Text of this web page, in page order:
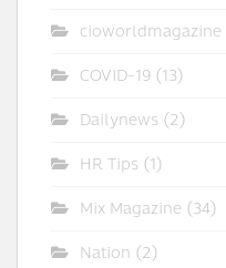
cioworldmagazine
COVID-19 (13)
Dailynews (2)
HR Tips (1)
Mix Magazine (34)
Nation (2)